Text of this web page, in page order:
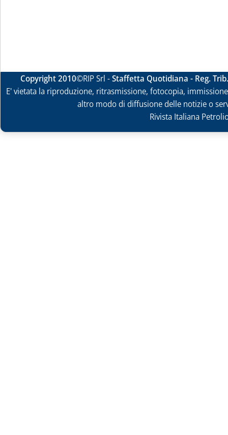
Copyright 2010©RIP Srl -Staffetta Quotidiana - Reg.
E' vietata la riproduzione, ritrasmissione, fotocopia,
altro modo di diffusione delle notizie o
Rivista Italiana